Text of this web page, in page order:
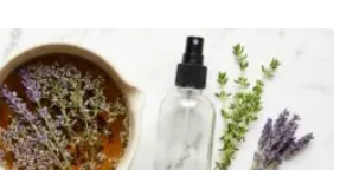
nacido. Medicina Infantil, 4(2).
M., Palacio Gallego, D., & Gómez, C.
temprana: Criterios de utilidad en
para bebés 6-12 meses. LUQUE,
generales de la piel del bebé.